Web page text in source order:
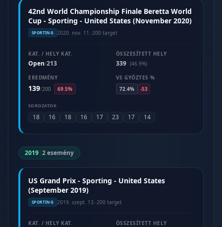
42nd World Championship Finale Beretta World
Cup - Sporting - United States (November 2020)
SPORTING 2020. nov. 11. ·200 target
KAT. / HELY KAT.
Open/213
ÖSSZESÍTETT HELY
339 (46.9%)
EREDMÉNY
139/200 69.5%
VS GYŐZTES %
72.4%
-53
SOROZATOK
18 16 18 16 17 23 17 14
2019|2 esemény
US Grand Prix - Sporting - United States
(September 2019)
SPORTING 2019. szept. 13. ·200 target
KAT. / HELY KAT. ÖSSZESÍTETT HELY